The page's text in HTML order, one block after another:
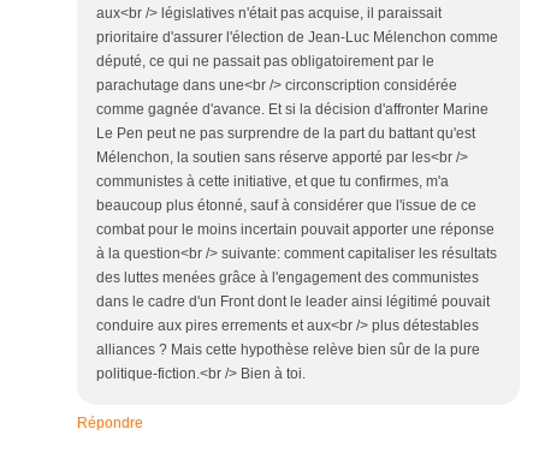
aux<br /> législatives n'était pas acquise, il paraissait
prioritaire d'assurer l'élection de Jean-Luc Mélenchon comme
député, ce qui ne passait pas obligatoirement par le
parachutage dans une<br /> circonscription considérée
comme gagnée d'avance. Et si la décision d'affronter Marine
Le Pen peut ne pas surprendre de la part du battant qu'est
Mélenchon, la soutien sans réserve apporté par les<br />
communistes à cette initiative, et que tu confirmes, m'a
beaucoup plus étonné, sauf à considérer que l'issue de ce
combat pour le moins incertain pouvait apporter une réponse
à la question<br /> suivante: comment capitaliser les résultats
des luttes menées grâce à l'engagement des communistes
dans le cadre d'un Front dont le leader ainsi légitimé pouvait
conduire aux pires errements et aux<br /> plus détestables
alliances ? Mais cette hypothèse relève bien sûr de la pure
politique-fiction.<br /> Bien à toi.
Répondre